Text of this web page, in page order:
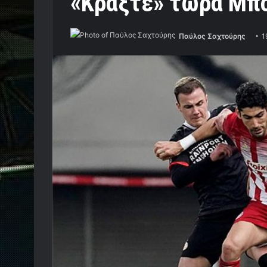
Παύλος Σαχτούρης